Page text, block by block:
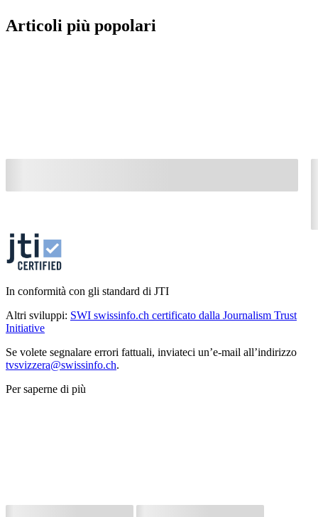
Articoli più popolari
In conformità con gli standard di JTI
Altri sviluppi: SWI swissinfo.ch certificato dalla Journalism Trust
Initiative
Se volete segnalare errori fattuali, inviateci un’e-mail all’indirizzo
tvsvizzera@swissinfo.ch.
Per saperne di più